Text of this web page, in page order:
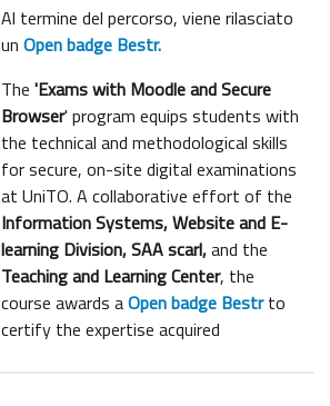
Al termine del percorso, viene rilasciato
unOpen badge Bestr.
The'Exams with Moodle and Secure
Browser' program equips students with
the technical and methodological skills
for secure, on-site digital examinations
at UniTO. A collaborative effort of the
Information Systems, Website and E-
learning Division,SAA scarl,and the
Teaching and Learning Center, the
course awards aOpen badge Bestrto
certify the expertise acquired